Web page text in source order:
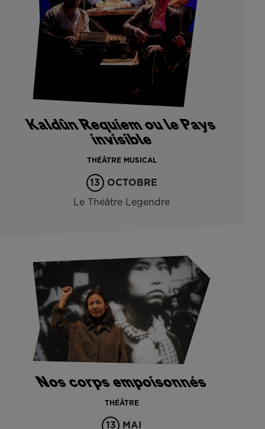
Kaldûn Requiem ou le Pays
invisible
THÉÂTRE MUSICAL
13
OCTOBRE
Le Théâtre Legendre
Nos corps empoisonnés
THÉÂTRE
13
MAI